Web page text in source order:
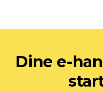
Dine e-